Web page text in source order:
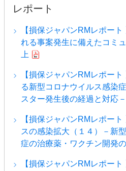
レポート
【損保ジャパンRMレポー
れる事案発生に備えたコミ
上
【損保ジャパンRMレポー
る新型コロナウイルス感染
スター発生後の経過と対応－
【損保ジャパンRMレポー
スの感染拡大（１４）－新
症の治療薬・ワクチン開発
【損保ジャパンRMレポー